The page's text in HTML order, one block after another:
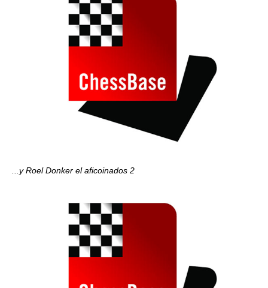
...y Roel Donker el aficoinados 2